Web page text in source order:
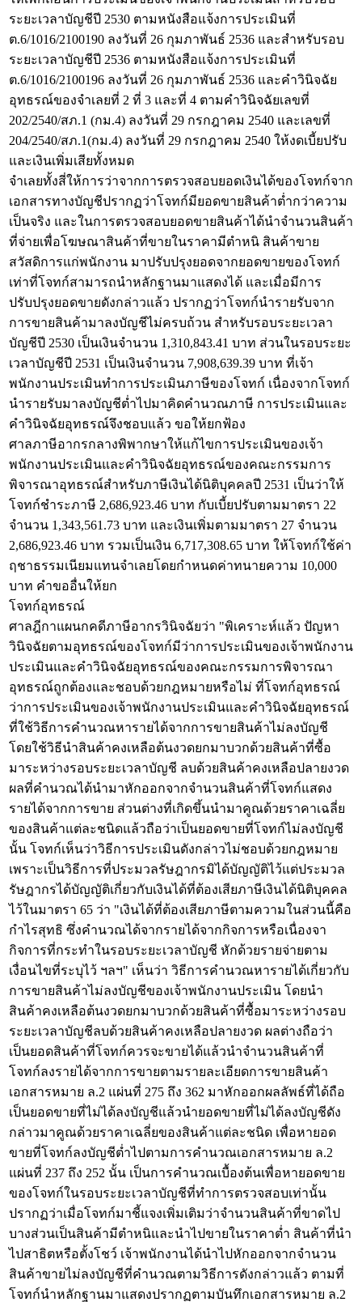
ระยะเวลาบัญชีปี 2530 ตามหนังสือแจ้งการประเมินที่
ต.6/1016/2100190 ลงวันที่ 26 กุมภาพันธ์ 2536 และสำหรับรอบ
ระยะเวลาบัญชีปี 2536 ตามหนังสือแจ้งการประเมินที่
ต.6/1016/2100196 ลงวันที่ 26 กุมภาพันธ์ 2536 และคำวินิจฉัย
อุทธรณ์ของจำเลยที่ 2 ที่ 3 และที่ 4 ตามคำวินิจฉัยเลขที่
202/2540/สภ.1 (กม.4) ลงวันที่ 29 กรกฎาคม 2540 และเลขที่
204/2540/สภ.1(กม.4) ลงวันที่ 29 กรกฎาคม 2540 ให้งดเบี้ยปรับ
และเงินเพิ่มเสียทั้งหมด
จำเลยทั้งสี่ให้การว่าจากการตรวจสอบยอดเงินได้ของโจทก์จาก
เอกสารทางบัญชีปรากฏว่าโจทก์มียอดขายสินค้าต่ำกว่าความ
เป็นจริง และในการตรวจสอบยอดขายสินค้าได้นำจำนวนสินค้า
ที่จ่ายเพื่อโฆษณาสินค้าที่ขายในราคามีตำหนิ สินค้าขาย
สวัสดิการแก่พนักงาน มาปรับปรุงยอดจากยอดขายของโจทก์
เท่าที่โจทก์สามารถนำหลักฐานมาแสดงได้ และเมื่อมีการ
ปรับปรุงยอดขายดังกล่าวแล้ว ปรากฏว่าโจทก์นำรายรับจาก
การขายสินค้ามาลงบัญชีไม่ครบถ้วน สำหรับรอบระยะเวลา
บัญชีปี 2530 เป็นเงินจำนวน 1,310,843.41 บาท ส่วนในรอบระยะ
เวลาบัญชีปี 2531 เป็นเงินจำนวน 7,908,639.39 บาท ที่เจ้า
พนักงานประเมินทำการประเมินภาษีของโจทก์ เนื่องจากโจทก์
นำรายรับมาลงบัญชีต่ำไปมาคิดคำนวณภาษี การประเมินและ
คำวินิจฉัยอุทธรณ์จึงชอบแล้ว ขอให้ยกฟ้อง
ศาลภาษีอากรกลางพิพากษาให้แก้ไขการประเมินของเจ้า
พนักงานประเมินและคำวินิจฉัยอุทธรณ์ของคณะกรรมการ
พิจารณาอุทธรณ์สำหรับภาษีเงินได้นิติบุคคลปี 2531 เป็นว่าให้
โจทก์ชำระภาษี 2,686,923.46 บาท กับเบี้ยปรับตามมาตรา 22
จำนวน 1,343,561.73 บาท และเงินเพิ่มตามมาตรา 27 จำนวน
2,686,923.46 บาท รวมเป็นเงิน 6,717,308.65 บาท ให้โจทก์ใช้ค่า
ฤชาธรรมเนียมแทนจำเลยโดยกำหนดค่าทนายความ 10,000
บาท คำขออื่นให้ยก
โจทก์อุทธรณ์
ศาลฎีกาแผนกคดีภาษีอากรวินิจฉัยว่า "พิเคราะห์แล้ว ปัญหา
วินิจฉัยตามอุทธรณ์ของโจทก์มีว่าการประเมินของเจ้าพนักงาน
ประเมินและคำวินิจฉัยอุทธรณ์ของคณะกรรมการพิจารณา
อุทธรณ์ถูกต้องและชอบด้วยกฎหมายหรือไม่ ที่โจทก์อุทธรณ์
ว่าการประเมินของเจ้าพนักงานประเมินและคำวินิจฉัยอุทธรณ์
ที่ใช้วิธีการคำนวณหารายได้จากการขายสินค้าไม่ลงบัญชี
โดยใช้วิธีนำสินค้าคงเหลือต้นงวดยกมาบวกด้วยสินค้าที่ซื้อ
มาระหว่างรอบระยะเวลาบัญชี ลบด้วยสินค้าคงเหลือปลายงวด
ผลที่คำนวณได้นำมาหักออกจากจำนวนสินค้าที่โจทก์แสดง
รายได้จากการขาย ส่วนต่างที่เกิดขึ้นนำมาคูณด้วยราคาเฉลี่ย
ของสินค้าแต่ละชนิดแล้วถือว่าเป็นยอดขายที่โจทก์ไม่ลงบัญชี
นั้น โจทก์เห็นว่าวิธีการประเมินดังกล่าวไม่ชอบด้วยกฎหมาย
เพราะเป็นวิธีการที่ประมวลรัษฎากรมิได้บัญญัติไว้แต่ประมวล
รัษฎากรได้บัญญัติเกี่ยวกับเงินได้ที่ต้องเสียภาษีเงินได้นิติบุคคล
ไว้ในมาตรา 65 ว่า "เงินได้ที่ต้องเสียภาษีตามความในส่วนนี้คือ
กำไรสุทธิ ซึ่งคำนวณได้จากรายได้จากกิจการหรือเนื่องจา
กิจการที่กระทำในรอบระยะเวลาบัญชี หักด้วยรายจ่ายตาม
เงื่อนไขที่ระบุไว้ ฯลฯ" เห็นว่า วิธีการคำนวณหารายได้เกี่ยวกับ
การขายสินค้าไม่ลงบัญชีของเจ้าพนักงานประเมิน โดยนำ
สินค้าคงเหลือต้นงวดยกมาบวกด้วยสินค้าที่ซื้อมาระหว่างรอบ
ระยะเวลาบัญชีลบด้วยสินค้าคงเหลือปลายงวด ผลต่างถือว่า
เป็นยอดสินค้าที่โจทก์ควรจะขายได้แล้วนำจำนวนสินค้าที่
โจทก์ลงรายได้จากการขายตามรายละเอียดการขายสินค้า
เอกสารหมาย ล.2 แผ่นที่ 275 ถึง 362 มาหักออกผลลัพธ์ที่ได้ถือ
เป็นยอดขายที่ไม่ได้ลงบัญชีแล้วนำยอดขายที่ไม่ได้ลงบัญชีดัง
กล่าวมาคูณด้วยราคาเฉลี่ยของสินค้าแต่ละชนิด เพื่อหายอด
ขายที่โจทก์ลงบัญชีต่ำไปตามการคำนวณเอกสารหมาย ล.2
แผ่นที่ 237 ถึง 252 นั้น เป็นการคำนวณเบื้องต้นเพื่อหายอดขาย
ของโจทก์ในรอบระยะเวลาบัญชีที่ทำการตรวจสอบเท่านั้น
ปรากฏว่าเมื่อโจทก์มาชี้แจงเพิ่มเติมว่าจำนวนสินค้าที่ขาดไป
บางส่วนเป็นสินค้ามีตำหนิและนำไปขายในราคาต่ำ สินค้าที่นำ
ไปสาธิตหรือตั้งโชว์ เจ้าพนักงานได้นำไปหักออกจากจำนวน
สินค้าขายไม่ลงบัญชีที่คำนวณตามวิธีการดังกล่าวแล้ว ตามที่
โจทก์นำหลักฐานมาแสดงปรากฏตามบันทึกเอกสารหมาย ล.2